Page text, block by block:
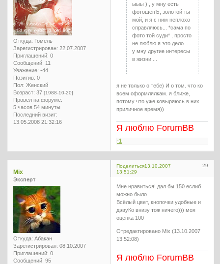
Откуда: Гомель
Зарегистрирован: 22.07.2007
Приглашений: 0
Сообщений: 11
Уважение: -44
Позитив: 0
Пол: Женский
Возраст: 37 [1988-10-20]
Провел на форуме:
5 часов 54 минуты
Последний визит:
13.05.2008 21:32:16
ыыы ) , у мну есть
фотошёпЪ, золотой ты
мой, и я с ним неплохо
справляюсь... *сама по
фото той суди* , просто
не люблю я это дело ....
у мну другие интересы
в жизни ...
я не только о тебе) И о том. что ко
всем оформлялкам. я ближе,
потому что уже ковыряюсь в них
приличное время))
Я люблю ForumBB
-1
Поделиться 29
13.10.2007
13:51:29
Mix
Эксперт
Откуда: Абакан
Зарегистрирован: 08.10.2007
Приглашений: 0
Сообщений: 95
Мне нравиться! дал бы 150 еслиб
можно было
Всёлый цвет, кнопочки удобные и
дэвуКо внизу тож ничего))) моя
оценка 100
Отредактировано Mix (13.10.2007
13:52:08)
Я люблю ForumBB